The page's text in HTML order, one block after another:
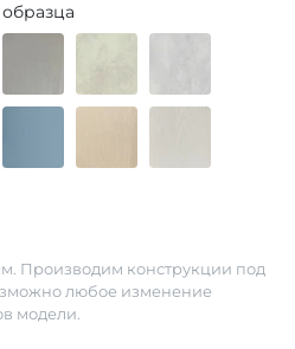
Производим конструкции под
любое изменение
модели.